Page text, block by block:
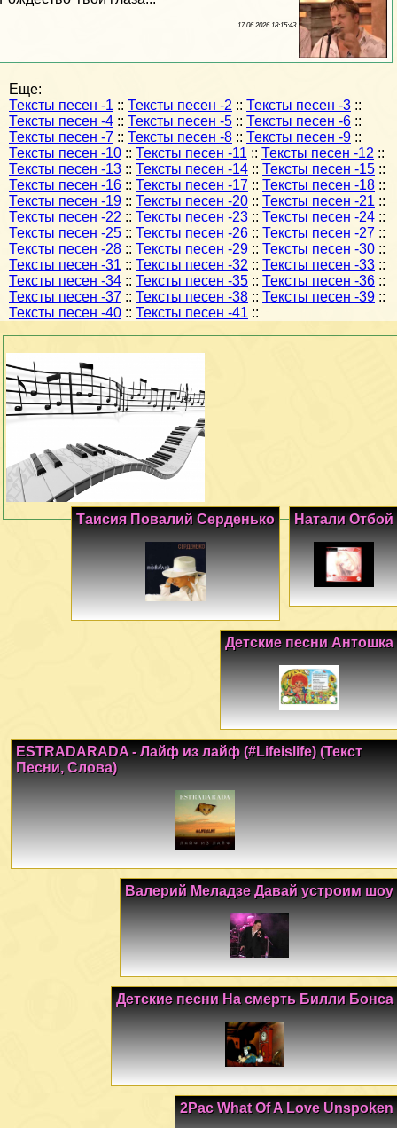
17 06 2026 18:15:43
Еще:
Тексты песен -1 :: Тексты песен -2 :: Тексты песен -3 ::
Тексты песен -4 :: Тексты песен -5 :: Тексты песен -6 ::
Тексты песен -7 :: Тексты песен -8 :: Тексты песен -9 ::
Тексты песен -10 :: Тексты песен -11 :: Тексты песен -12 ::
Тексты песен -13 :: Тексты песен -14 :: Тексты песен -15 ::
Тексты песен -16 :: Тексты песен -17 :: Тексты песен -18 ::
Тексты песен -19 :: Тексты песен -20 :: Тексты песен -21 ::
Тексты песен -22 :: Тексты песен -23 :: Тексты песен -24 ::
Тексты песен -25 :: Тексты песен -26 :: Тексты песен -27 ::
Тексты песен -28 :: Тексты песен -29 :: Тексты песен -30 ::
Тексты песен -31 :: Тексты песен -32 :: Тексты песен -33 ::
Тексты песен -34 :: Тексты песен -35 :: Тексты песен -36 ::
Тексты песен -37 :: Тексты песен -38 :: Тексты песен -39 ::
Тексты песен -40 :: Тексты песен -41 ::
Натали Отбой
Таисия Повалий Серденько
Детские песни Антошка
ESTRADARADA - Лайф из лайф (#Lifeislife) (Текст
Песни, Слова)
Валерий Меладзе Давай устроим шоу
Детские песни На смерть Билли Бонса
2Pac What Of A Love Unspoken